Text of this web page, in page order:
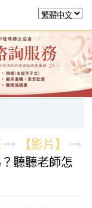
務 課程活動
【影片】
聽聽老師怎